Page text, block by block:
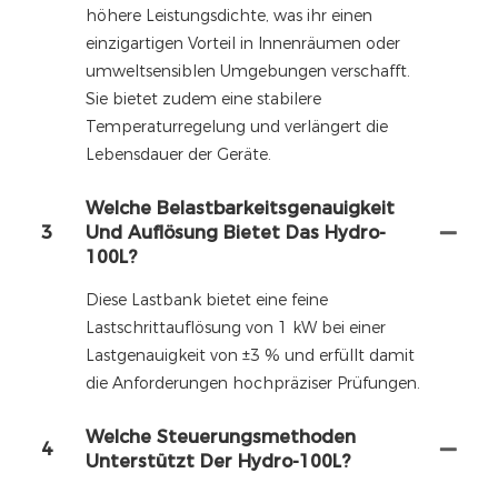
höhere Leistungsdichte, was ihr einen
einzigartigen Vorteil in Innenräumen oder
umweltsensiblen Umgebungen verschafft.
Sie bietet zudem eine stabilere
Temperaturregelung und verlängert die
Lebensdauer der Geräte.
3
Welche Belastbarkeitsgenauigkeit
Und Auflösung Bietet Das Hydro-
100L?
Diese Lastbank bietet eine feine
Lastschrittauflösung von 1 kW bei einer
Lastgenauigkeit von ±3 % und erfüllt damit
die Anforderungen hochpräziser Prüfungen.
4
Welche Steuerungsmethoden
Unterstützt Der Hydro-100L?